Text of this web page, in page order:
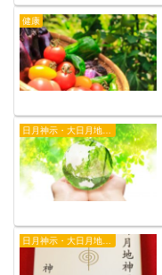
健康
日月神示・大日月地神示